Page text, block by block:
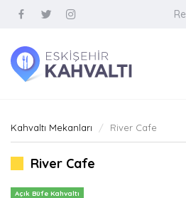
Kahvaltı Mekanları River Cafe
River Cafe
Açık Büfe Kahvaltı